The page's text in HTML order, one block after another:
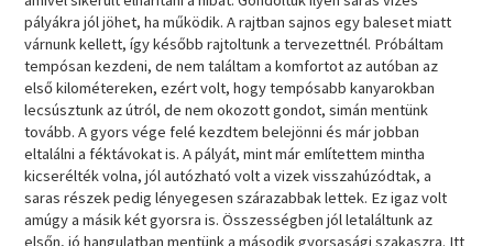
pályákra jól jöhet, ha működik. A rajtban sajnos egy baleset miatt
várnunk kellett, így később rajtoltunk a tervezettnél. Próbáltam
tempósan kezdeni, de nem találtam a komfortot az autóban az
első kilométereken, ezért volt, hogy tempósabb kanyarokban
lecsúsztunk az útról, de nem okozott gondot, simán mentünk
tovább. A gyors vége felé kezdtem belejönni és már jobban
eltalálni a féktávokat is. A pályát, mint már említettem mintha
kicserélték volna, jól autózható volt a vizek visszahúzódtak, a
saras részek pedig lényegesen szárazabbak lettek. Ez igaz volt
amúgy a másik két gyorsra is. Összességben jól letaláltunk az
elsőn, jó hangulatban mentünk a második gyorsasági szakaszra. Itt